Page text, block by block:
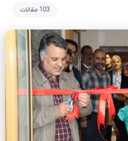
103 مقالات